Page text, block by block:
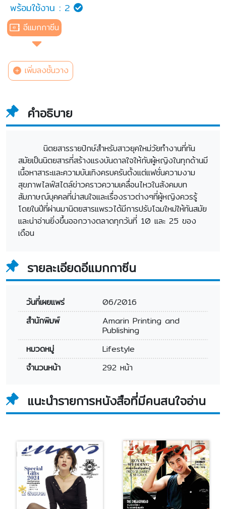
พร้อมใช้งาน : 2
อีแมกกาซีน
เพิ่มลงชั้นวาง
คำอธิบาย
นิตยสารรายปักษ์สำหรับสาวยุคใหม่วัยทำงานที่ทัน
สมัยเป็นนิตยสารที่สร้างแรงบันดาลใจให้กับผู้หญิงในทุกด้านมี
เนื้อหาสาระและความบันเทิงครบครันตั้งแต่แฟชั่นความงาม
สุขภาพไลฟ์สไตล์ข่าวคราวความเคลื่อนไหวในสังคมบท
สัมภาษณ์บุคคลที่น่าสนใจและเรื่องราวต่างๆที่ผู้หญิงควรรู้
โดยในปีที่ผ่านมานิตยสารแพรวได้มีการปรับโฉมใหม่ให้ทันสมัย
และน่าอ่านยิ่งขึ้นออกวางตลาดทุกวันที่ 10 และ 25 ของ
เดือน
รายละเอียดอีแมกกาซีน
วันที่เผยแพร่
06/2016
สำนักพิมพ์
Amarin Printing and
Publishing
หมวดหมู่
Lifestyle
จำนวนหน้า
292 หน้า
แนะนำรายการหนังสือที่มีคนสนใจอ่าน